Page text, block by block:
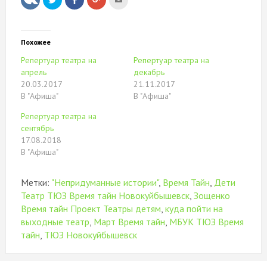
чтобы
поделиться
здесь,
чтобы
новом
чтобы
Похожее
Репертуар театра на
апрель
20.03.2017
В "Афиша"
Репертуар театра на
декабрь
21.11.2017
В "Афиша"
Репертуар театра на
сентябрь
17.08.2018
В "Афиша"
Метки: "Непридуманные истории", Время Тайн, Дети
Театр ТЮЗ Время тайн Новокуйбышевск, Зощенко
Время тайн Проект Театры детям, куда пойти на
выходные театр, Март Время тайн, МБУК ТЮЗ Время
тайн, ТЮЗ Новокуйбышевск